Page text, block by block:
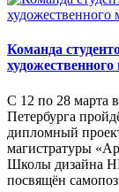
Команда
С 12 по 28 марта
Петербурга
дипломный
магистратуры
Школы дизайна
посвящён